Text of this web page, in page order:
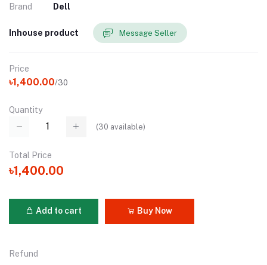
Brand Dell
Inhouse product Message Seller
Price
৳1,400.00/30
Quantity
(30 available)
Total Price
৳1,400.00
Add to cart Buy Now
Refund